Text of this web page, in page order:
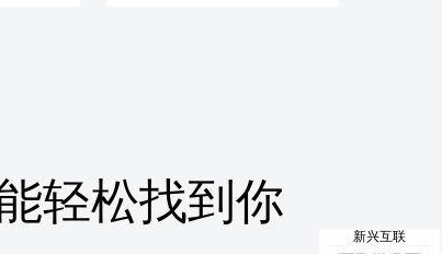
轻松找到你
新兴互联